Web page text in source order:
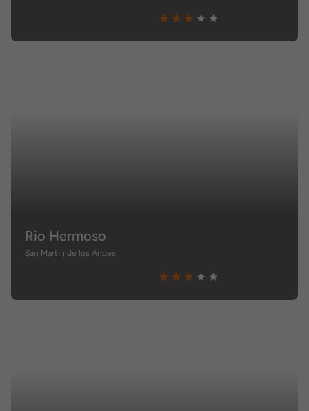
Rio Hermoso
San Martin de los Andes